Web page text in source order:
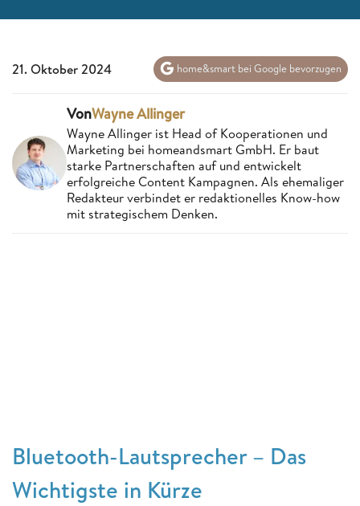
21. Oktober 2024 home&smart bei Google bevorzugen
VonWayne Allinger
Wayne Allinger ist Head of Kooperationen und
Marketing bei homeandsmart GmbH. Er baut
starke Partnerschaften auf und entwickelt
erfolgreiche Content Kampagnen. Als ehemaliger
Redakteur verbindet er redaktionelles Know-how
mit strategischem Denken.
Bluetooth-Lautsprecher – Das
Wichtigste in Kürze